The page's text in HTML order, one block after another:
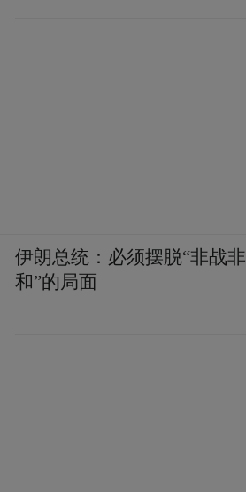
伊朗总统：必须摆脱“非战非
和”的局面